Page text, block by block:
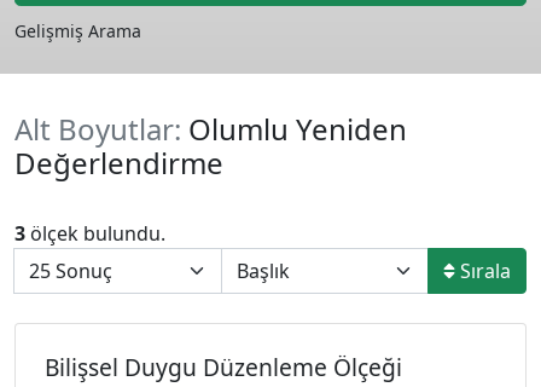
Gelişmiş Arama
Alt Boyutlar: Olumlu Yeniden
Değerlendirme
3 ölçek bulundu.
Sırala
Bilişsel Duygu Düzenleme Ölçeği